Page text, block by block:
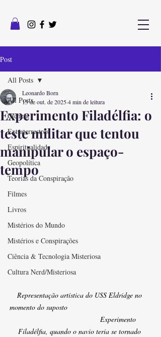
Post
All Posts
Ciência
Extraterrestres
Espiritualidade
Geopolítica
Teorias da Conspiração
Filmes
Livros
Mistérios do Mundo
Mistérios e Conspirações
Ciência & Tecnologia Misteriosa
Cultura Nerd/Misteriosa
All Posts
Experimento Filadélfia: o
teste militar que tentou
manipular o espaço-
tempo
Leonardo Born
15 de out. de 20254 min de leitura
Representação artística do USS Eldridge no
momento do suposto
                                      Experimento
Filadélfia, quando o navio teria se tornado